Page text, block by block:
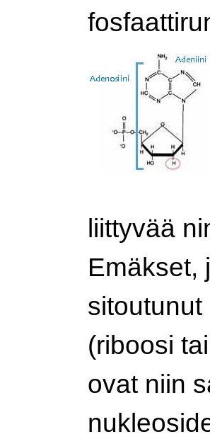
liittyvää
Emäkset,
(riboosi
ovat niin